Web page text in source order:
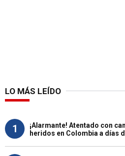
LO MÁS LEÍDO
1
¡Alarmante! Atentado con
heridos en Colombia a días